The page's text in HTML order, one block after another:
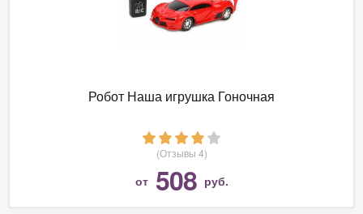
Робот Наша игрушка Гоночная
(Отзывы 4)
от 508 руб.